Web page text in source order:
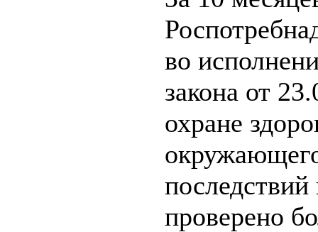
во
закона от
охране
последствий
проверено